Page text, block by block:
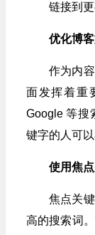
链接到
优化博
作为内
面发挥着重
Google 等搜
键字的人可以
使用焦
焦点关
高的搜索词